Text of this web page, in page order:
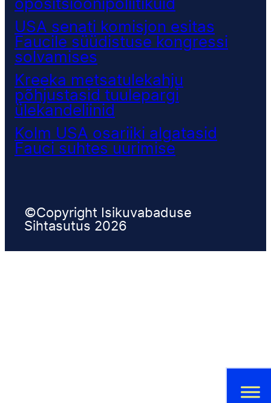
opositsioonipoliitikuid
USA senati komisjon esitas
Faucile süüdistuse kongressi
solvamises
Kreeka metsatulekahju
põhjustasid tuulepargi
ülekandeliinid
Kolm USA osariiki algatasid
Fauci suhtes uurimise
©Copyright Isikuvabaduse
Sihtasutus 2026